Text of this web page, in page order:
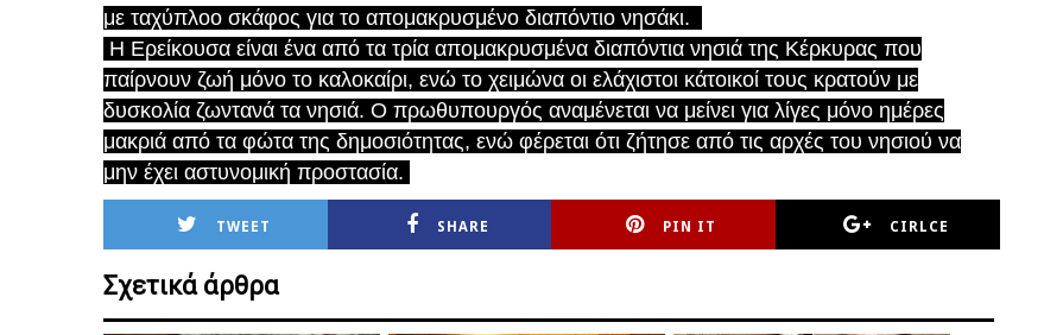
με ταχύπλοο σκάφος για το απομακρυσμένο διαπόντιο νησάκι.
Η Ερείκουσα είναι ένα από τα τρία απομακρυσμένα διαπόντια νησιά της Κέρκυρας που
παίρνουν ζωή μόνο το καλοκαίρι, ενώ το χειμώνα οι ελάχιστοι κάτοικοί τους κρατούν με
δυσκολία ζωντανά τα νησιά. Ο πρωθυπουργός αναμένεται να μείνει για λίγες μόνο ημέρες
μακριά από τα φώτα της δημοσιότητας, ενώ φέρεται ότι ζήτησε από τις αρχές του νησιού να
μην έχει αστυνομική προστασία.
TWEET SHARE PIN IT CIRLCE
Σχετικά άρθρα